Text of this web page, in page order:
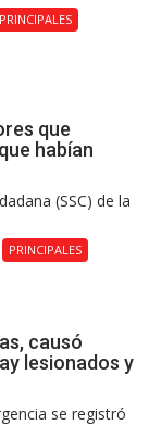
PRINCIPALES
que
habían
(SSC) de la
PRINCIPALES
causó
lesionados y
se registró